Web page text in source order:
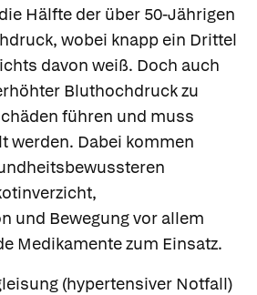
Hälfte der über 50-Jährigen
wobei knapp ein Drittel
davon weiß. Doch auch
Bluthochdruck zu
führen und muss
werden. Dabei kommen
und Bewegung vor allem
Medikamente zum Einsatz.
(hypertensiver Notfall)